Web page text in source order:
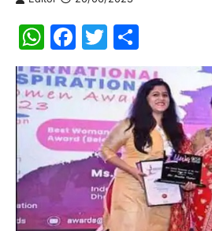
WhatsApp
Facebook
Twitter